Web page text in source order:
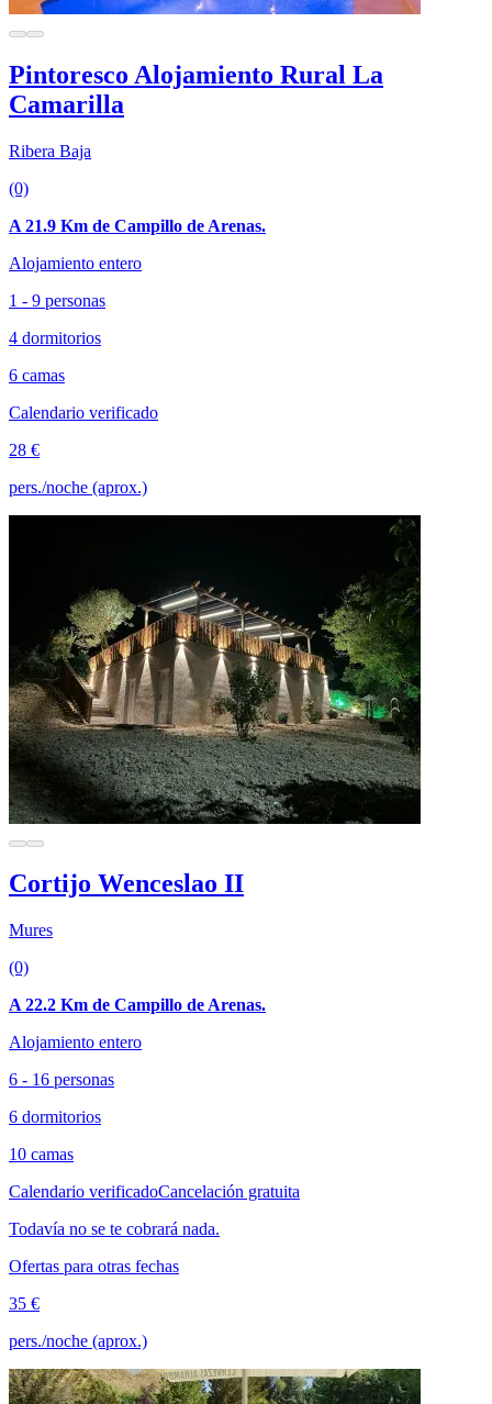
Pintoresco Alojamiento Rural La
Camarilla
Ribera Baja
(0)
A 21.9 Km de Campillo de Arenas.
Alojamiento entero
1 - 9 personas
4 dormitorios
6 camas
Calendario verificado
28 €
pers./noche (aprox.)
Cortijo Wenceslao II
Mures
(0)
A 22.2 Km de Campillo de Arenas.
Alojamiento entero
6 - 16 personas
6 dormitorios
10 camas
Calendario verificadoCancelación gratuita
Todavía no se te cobrará nada.
Ofertas para otras fechas
35 €
pers./noche (aprox.)